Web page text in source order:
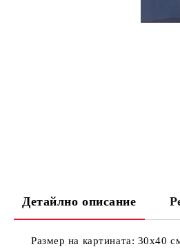
Детайлно описание
Размер на картината: 30х40